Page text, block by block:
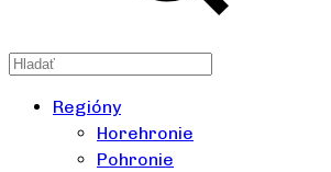
Regióny
Horehronie
Pohronie